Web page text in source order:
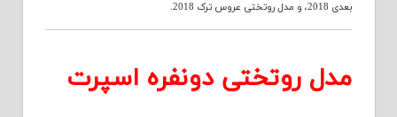
بعدی 2018
، و مدل روتختی عروس ترک 2018 .
مدل روتختی دونفره اسپرت